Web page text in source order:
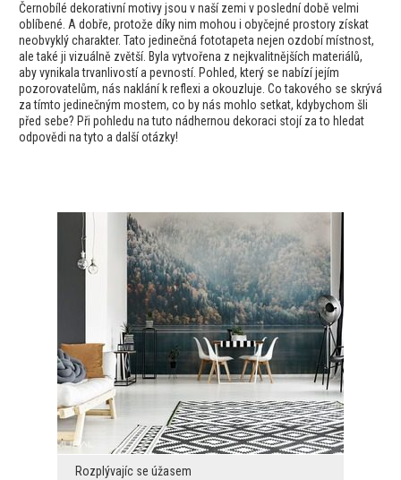
Černobílé dekorativní motivy jsou v naší zemi v poslední době velmi
oblíbené. A dobře, protože díky nim mohou i obyčejné prostory získat
neobvyklý charakter. Tato jedinečná fototapeta nejen ozdobí místnost,
ale také ji vizuálně zvětší. Byla vytvořena z nejkvalitnějších materiálů,
aby vynikala trvanlivostí a pevností. Pohled, který se nabízí jejím
pozorovatelům, nás naklání k reflexi a okouzluje. Co takového se skrývá
za tímto jedinečným mostem, co by nás mohlo setkat, kdybychom šli
před sebe? Při pohledu na tuto nádhernou dekoraci stojí za to hledat
odpovědi na tyto a další otázky!
Rozplývajíc se úžasem